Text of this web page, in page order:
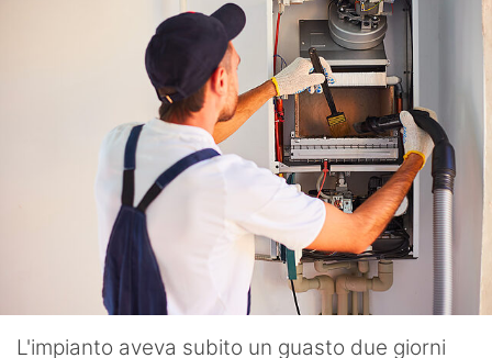
L'impianto aveva subito un guasto due giorni